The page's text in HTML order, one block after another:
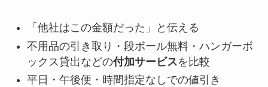
「他社はこの金額だった」と伝える
不用品の引き取り・段ボール無料・ハンガーボ
ックス貸出などの付加サービスを比較
平日・午後便・時間指定なしでの値引き